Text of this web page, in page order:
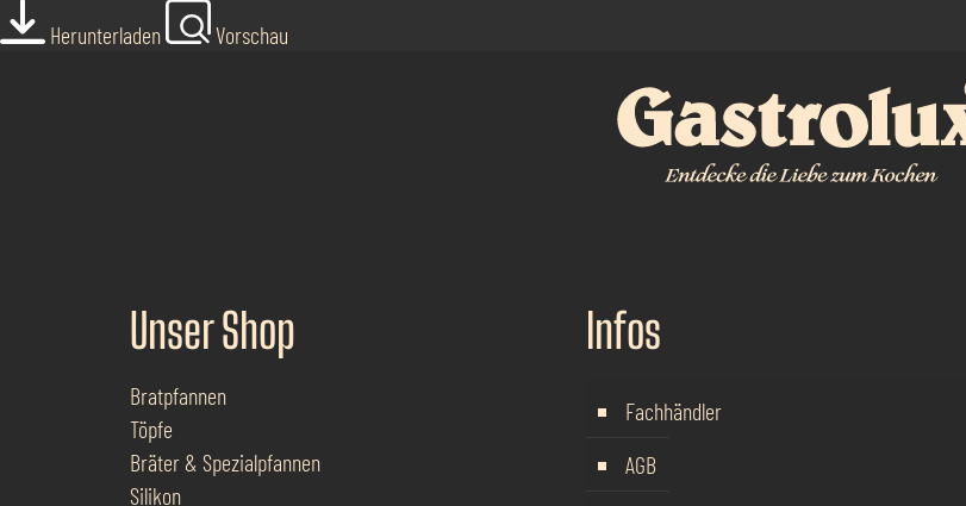
Herunterladen
Vorschau
Unser Shop
Bratpfannen
Töpfe
Bräter & Spezialpfannen
Silikon
Infos
Fachhändler
AGB